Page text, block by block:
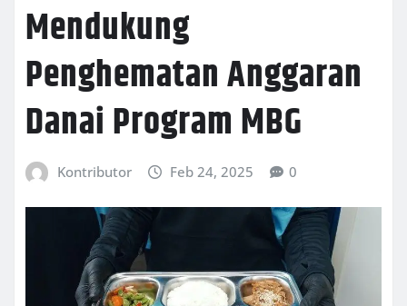
Mendukung
Penghematan Anggaran
Danai Program MBG
Kontributor Feb 24, 2025 0